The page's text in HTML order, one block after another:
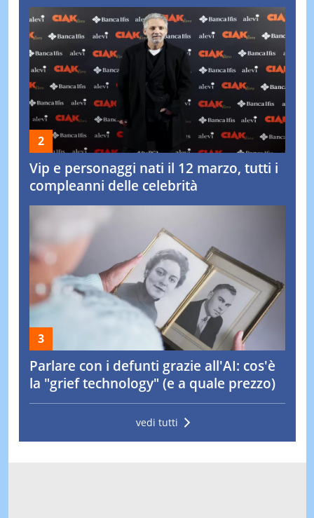
Vip e personaggi nati il 12 marzo, tutti i
compleanni delle celebrità
Parlare con i defunti grazie all'AI: cos'è
la "grief technology" (e a quale prezzo)
vedi tutti